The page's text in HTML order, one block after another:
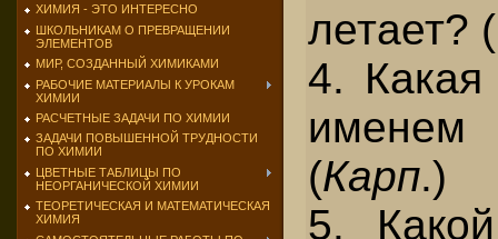
ХИМИЯ - ЭТО ИНТЕРЕСНО
ШКОЛЬНИКАМ О ПРЕВРАЩЕНИИ
ЭЛЕМЕНТОВ
МИР, СОЗДАННЫЙ ХИМИКАМИ
РАБОЧИЕ МАТЕРИАЛЫ К УРОКАМ
ХИМИИ
РАСЧЕТНЫЕ ЗАДАЧИ ПО ХИМИИ
ЗАДАЧИ ПОВЫШЕННОЙ ТРУДНОСТИ
ПО ХИМИИ
ЦВЕТНЫЕ ТАБЛИЦЫ ПО
НЕОРГАНИЧЕСКОЙ ХИМИИ
ТЕОРЕТИЧЕСКАЯ И МАТЕМАТИЧЕСКАЯ
ХИМИЯ
летает? (
4. Какая
(Карп.)
5.